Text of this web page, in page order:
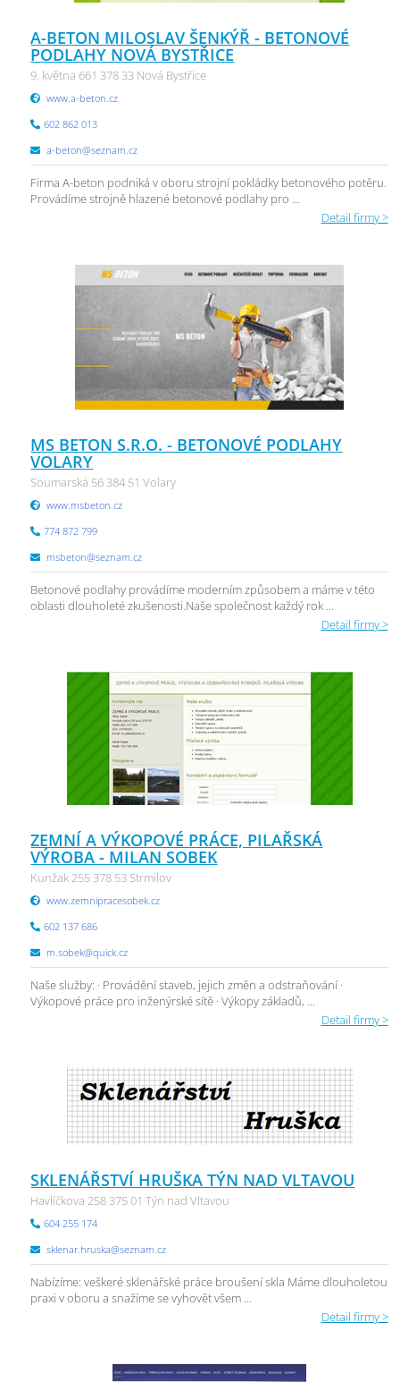
A-BETON MILOSLAV ŠENKÝŘ - BETONOVÉ
PODLAHY NOVÁ BYSTŘICE
9. května 661 378 33 Nová Bystřice
www.a-beton.cz
602 862 013
a-beton@seznam.cz
Firma A-beton podniká v oboru strojní pokládky betonového potěru.
Provádíme strojně hlazené betonové podlahy pro ...
Detail firmy >
MS BETON S.R.O. - BETONOVÉ PODLAHY
VOLARY
Soumarská 56 384 51 Volary
www.msbeton.cz
774 872 799
msbeton@seznam.cz
Betonové podlahy provádíme moderním způsobem a máme v této
oblasti dlouholeté zkušenosti.Naše společnost každý rok ...
Detail firmy >
ZEMNÍ A VÝKOPOVÉ PRÁCE, PILAŘSKÁ
VÝROBA - MILAN SOBEK
Kunžak 255 378 53 Strmilov
www.zemnipracesobek.cz
602 137 686
m.sobek@quick.cz
Naše služby: · Provádění staveb, jejich změn a odstraňování ·
Výkopové práce pro inženýrské sítě · Výkopy základů, ...
Detail firmy >
SKLENÁŘSTVÍ HRUŠKA TÝN NAD VLTAVOU
Havlíčkova 258 375 01 Týn nad Vltavou
604 255 174
sklenar.hruska@seznam.cz
Nabízíme: veškeré sklenářské práce broušení skla Máme dlouholetou
praxi v oboru a snažíme se vyhovět všem ...
Detail firmy >